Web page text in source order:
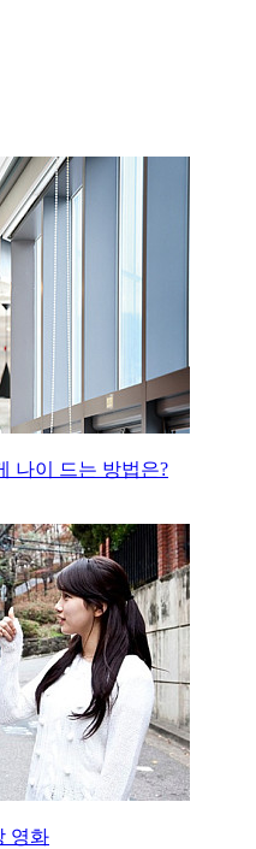
나이 드는 방법은?
영화